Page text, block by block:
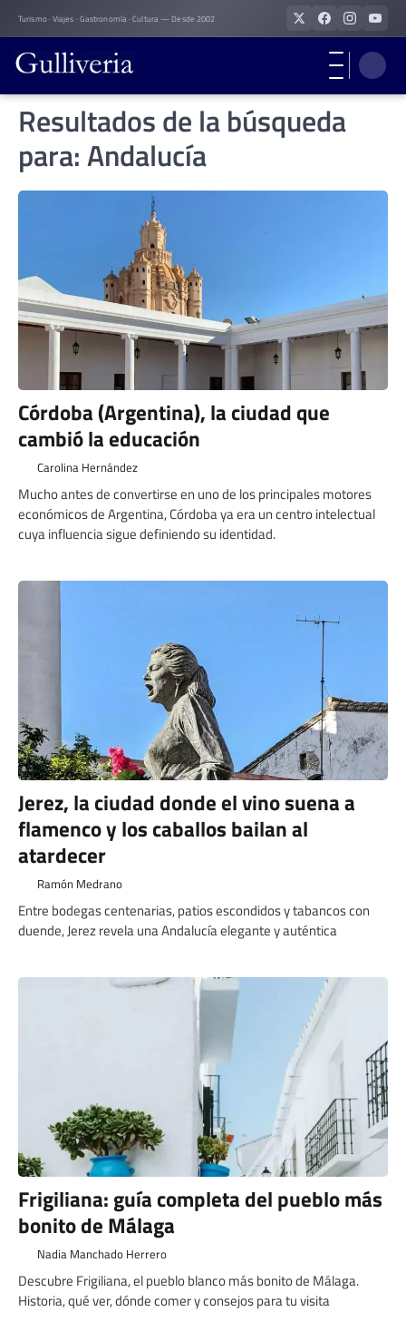
Skip
to
content
Turismo · Viajes · Gastronomía · Cultura — Desde 2002
Resultados de la búsqueda
para:Andalucía
Córdoba (Argentina), la ciudad que
cambió la educación
Carolina Hernández
Mucho antes de convertirse en uno de los principales motores
económicos de Argentina, Córdoba ya era un centro intelectual
cuya influencia sigue definiendo su identidad.
Jerez, la ciudad donde el vino suena a
flamenco y los caballos bailan al
atardecer
Ramón Medrano
Entre bodegas centenarias, patios escondidos y tabancos con
duende, Jerez revela una Andalucía elegante y auténtica
Frigiliana: guía completa del pueblo más
bonito de Málaga
Nadia Manchado Herrero
Descubre Frigiliana, el pueblo blanco más bonito de Málaga.
Historia, qué ver, dónde comer y consejos para tu visita